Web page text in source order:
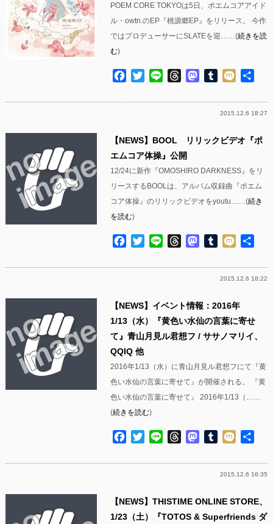
POEM CORE TOKYOは5日、ポエムコアアイド
ル・owtn.のEP『桃源郷EP』をリリース。 今作
ではプロデューサーにSLATEを迎……(続きを読
む)
Facebook
TwitterLine ThreadsMastodon
Tumblr
Mixi
2015.12.6 18:27
【NEWS】BOOL リリックビデオ『ポ
エムコア体操』公開
12/24に新作『OMOSHIRO DARKNESS』をリ
リースするBOOLは、アルバム収録曲『ポエム
コア体操』のリリックビデオをyoutu……(続き
を読む)
Facebook
TwitterLine ThreadsMastodon
Tumblr
Mixi
2015.12.6 18:22
【NEWS】イベント情報：2016年
1/13（水）『黄色い水仙の言葉に寄せ
て』青山月見ル君想フ / ササノマリイ、
QQIQ 他
2016年1/13（水）に青山月見ル君想フにて『黄
色い水仙の言葉に寄せて』が開催される。 『黄
色い水仙の言葉に寄せて』 2016年1/13（……
(続きを読む)
Facebook
TwitterLine ThreadsMastodon
Tumblr
Mixi
2015.12.6 16:35
【NEWS】THISTIME ONLINE STORE、
1/23（土）『TOTOS & Superfriends ダ